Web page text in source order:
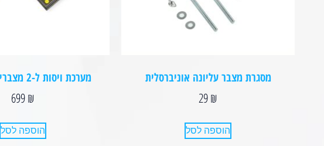
מסגרת מצבר עליונה אוניברסלית
29₪
הוספה לסל
מערכת ויסות ל-2 מצברים – T-MAX
699₪
הוספה לסל